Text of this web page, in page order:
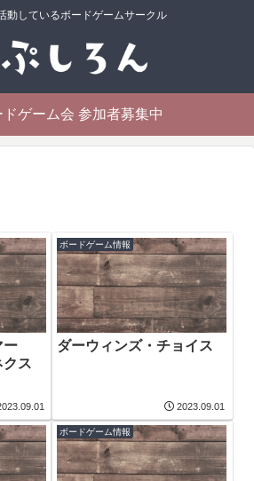
動しているボードゲームサークル
ゲーム会 参加者募集中
ー
クス
ボードゲーム情報
ダーウィンズ・チョイス
2023.09.01
ボードゲーム情報